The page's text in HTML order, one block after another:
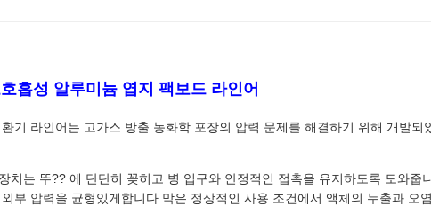
흡성 알루미늄 엽지 팩보드 라인어
기 라인어는 고가스 방출 농화학 포장의 압력 문제를 해결하기 위해 개발
치는 뚜?? 에 단단히 꽂히고 병 입구와 안정적인 접촉을 유지하도록 도와줍
부 압력을 균형있게합니다.막은 정상적인 사용 조건에서 액체의 누출과 오